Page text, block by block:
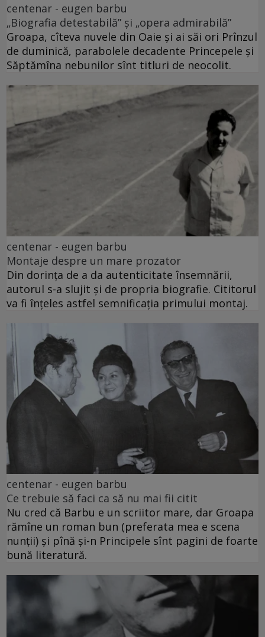
centenar - eugen barbu
„Biografia detestabilă” și „opera admirabilă”
Groapa, cîteva nuvele din Oaie și ai săi ori Prînzul
de duminică, parabolele decadente Princepele și
Săptămîna nebunilor sînt titluri de neocolit.
centenar - eugen barbu
Montaje despre un mare prozator
Din dorința de a da autenticitate însemnării,
autorul s-a slujit și de propria biografie. Cititorul
va fi înțeles astfel semnificația primului montaj.
centenar - eugen barbu
Ce trebuie să faci ca să nu mai fii citit
Nu cred că Barbu e un scriitor mare, dar Groapa
rămîne un roman bun (preferata mea e scena
nunții) și pînă și-n Principele sînt pagini de foarte
bună literatură.